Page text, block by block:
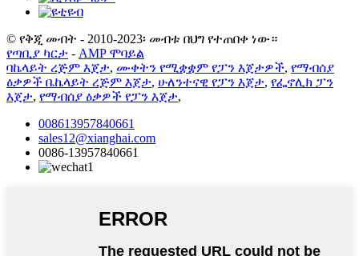
© የቅጂ መብት - 2010-2023፡ መብቱ በህግ የተጠበቀ ነው።
የጣቢያ ካርታ - AMP ሞባይል
ባኬላይት ረጅም እጀታ, ሙቀትን የሚቋቋም የፓን እጀታዎች, የማብሰያ
ዕቃዎች ቤኬላይት ረጅም እጀታ, ሁለንተናዊ የፓን እጀታ, የፌኖሊክ ፓን
እጀታ, የማብሰያ ዕቃዎች የፓን እጀታ,
008613957840661
sales12@xianghai.com
0086-13957840661